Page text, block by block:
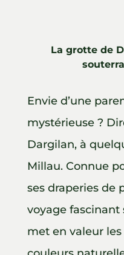
La grotte de
Envie d’une
mystérieuse ?
Dargilan, à
Millau. Connue
ses draperies de
voyage fascinant
met en valeur